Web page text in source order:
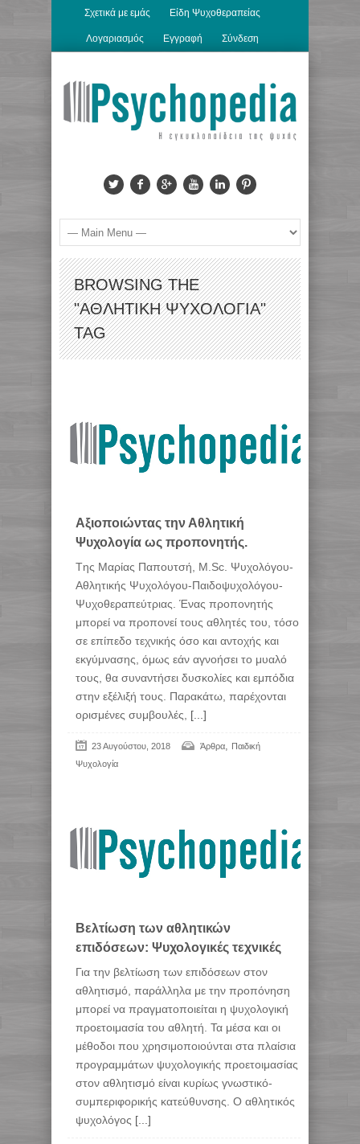
Σχετικά με εμάς Είδη Ψυχοθεραπείας
Λογαριασμός Εγγραφή Σύνδεση
BROWSING THE
"ΑΘΛΗΤΙΚΉ ΨΥΧΟΛΟΓΊΑ"
TAG
Αξιοποιώντας την Αθλητική
Ψυχολογία ως προπονητής.
Tης Μαρίας Παπουτσή, M.Sc. Ψυχολόγου-
Αθλητικής Ψυχολόγου-Παιδοψυχολόγου-
Ψυχοθεραπεύτριας. Ένας προπονητής
μπορεί να προπονεί τους αθλητές του, τόσο
σε επίπεδο τεχνικής όσο και αντοχής και
εκγύμνασης, όμως εάν αγνοήσει το μυαλό
τους, θα συναντήσει δυσκολίες και εμπόδια
στην εξέλιξή τους. Παρακάτω, παρέχονται
ορισμένες συμβουλές,
[...]
23 Αυγούστου, 2018 Άρθρα, Παιδική
Ψυχολογία
Βελτίωση των αθλητικών
επιδόσεων: Ψυχολογικές τεχνικές
Για την βελτίωση των επιδόσεων στον
αθλητισμό, παράλληλα με την προπόνηση
μπορεί να πραγματοποιείται η ψυχολογική
προετοιμασία του αθλητή. Τα μέσα και οι
μέθοδοι που χρησιμοποιούνται στα πλαίσια
προγραμμάτων ψυχολογικής προετοιμασίας
στον αθλητισμό είναι κυρίως γνωστικό-
συμπεριφορικής κατεύθυνσης. Ο αθλητικός
ψυχολόγος [...]